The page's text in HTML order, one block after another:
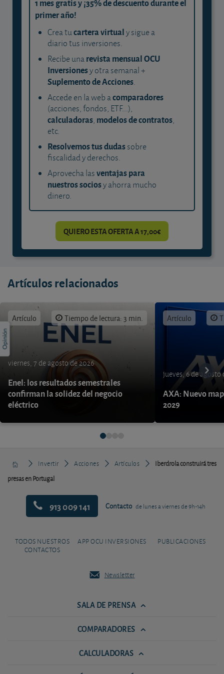
1 mes gratis y ¡35% de descuento durante el
primer año!
Crea tucartera virtualy sigue a
diario tus inversiones.
Recibe unarevista mensual OCU
Inversionesy otra semanal +
Suplemento de Acciones.
Accede en la web acomparadores
(acciones, fondos, ETF...),
calculadoras, modelos de contratos,
etc.
Resolvemos tus dudassobre
fiscalidad y derechos.
Aprovecha lasventajas para
nuestros sociosy ahorra mucho
dinero.
QUIERO ESTA OFERTA A 17,00€
Artículos relacionados
Artículo Tiempo de lectura: 3 min.
viernes, 7 de agosto de 2026
Enel: los resultados semestrales
confirman la solidez del negocio
eléctrico
Artículo
jueves, 6 de agosto
AXA: Nuevo
2029
Invertir Acciones Artículos
Iberdrola construirá tres
presas en Portugal
913 009 141 Contacto de lunes a viernes de 9h-14h
TODOS NUESTROS
CONTACTOS
APP OCU INVERSIONES PUBLICACIONES
Newsletter
SALA DE PRENSA
COMPARADORES
CALCULADORAS